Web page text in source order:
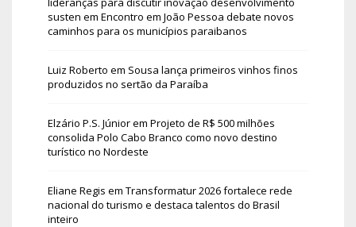
susten em Encontro em João Pessoa debate novos
caminhos para os municípios paraibanos
Luiz Roberto em Sousa lança primeiros vinhos finos
produzidos no sertão da Paraíba
Elzário P.S. Júniorem Projeto de R$ 500 milhões
consolida Polo Cabo Branco como novo destino
turístico no Nordeste
Eliane Regis em Transformatur 2026 fortalece rede
nacional do turismo e destaca talentos do Brasil
inteiro